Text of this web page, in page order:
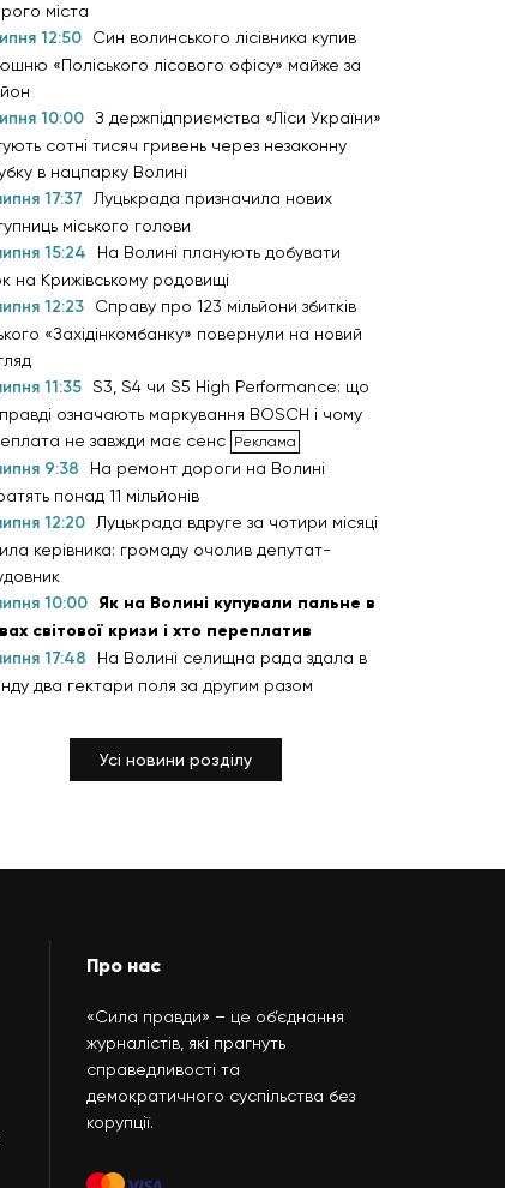
міста
12:50
Син волинського лісівника купив
«Поліського лісового офісу» майже за
10:00 З держпідприємства «Ліси України»
сотні тисяч гривень через незаконну
в нацпарку Волині
17:37
Луцькрада призначила нових
міського голови
15:24
На Волині планують добувати
на Крижівському родовищі
12:23
Справу про 123 мільйони збитків
«Західінкомбанку» повернули на новий
11:35 S3, S4 чи S5 High Performance: що
означають маркування BOSCH і чому
не завжди має сенс
9:38
На ремонт дороги на Волині
понад 11 мільйонів
12:20
Луцькрада вдруге за чотири місяці
керівника: громаду очолив депутат-
10:00 Як на Волині купували пальне в
світової кризи і хто переплатив
17:48
На Волині селищна рада здала в
два гектари поля за другим разом
Усі новини розділу
Про нас
«Сила правди» – це об’єднання
журналістів, які прагнуть
справедливості та
демократичного суспільства без
корупції.